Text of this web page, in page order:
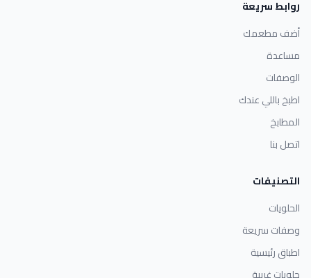
روابط سريعة
أضف مطعمك
مساعدة
الوصفات
اطبخ باللي عندك
المطابخ
اتصل بنا
التصنيفات
الحلويات
وصفات سريعة
اطباق رئيسية